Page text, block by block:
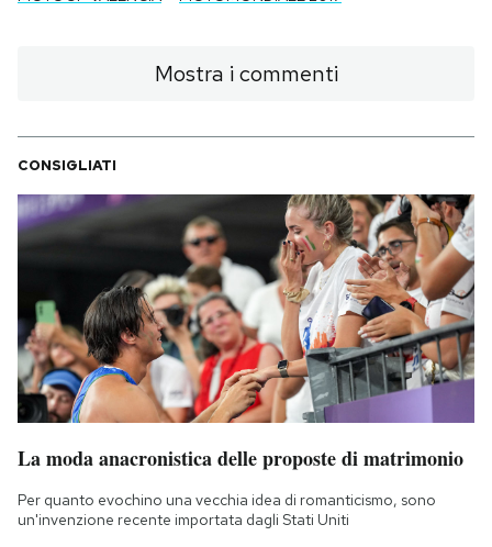
Mostra i commenti
CONSIGLIATI
La moda anacronistica delle proposte di matrimonio
Per quanto evochino una vecchia idea di romanticismo, sono
un'invenzione recente importata dagli Stati Uniti